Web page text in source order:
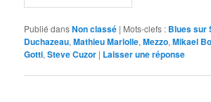
Publié dansNon classé | Mots-clefs : Blues sur
Duchazeau,Mathieu Mariolle,Mezzo,Mikael
Gotti,Steve Cuzor | Laisser une réponse